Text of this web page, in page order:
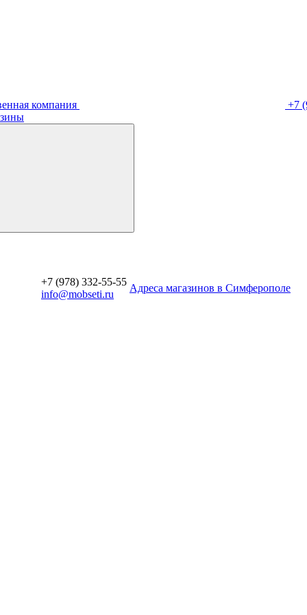
компания
+7
+7 (978) 332-55-55
info@mobseti.ru
Aдреса магазинов в Симферополе